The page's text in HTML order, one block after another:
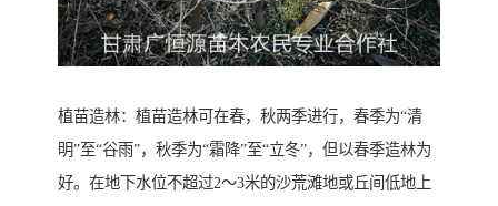
植苗造林：植苗造林可在春，秋两季进行，春季为“清
明”至“谷雨”，秋季为“霜降”至“立冬”，但以春季造林为
好。在地下水位不超过2～3米的沙荒滩地或丘间低地上